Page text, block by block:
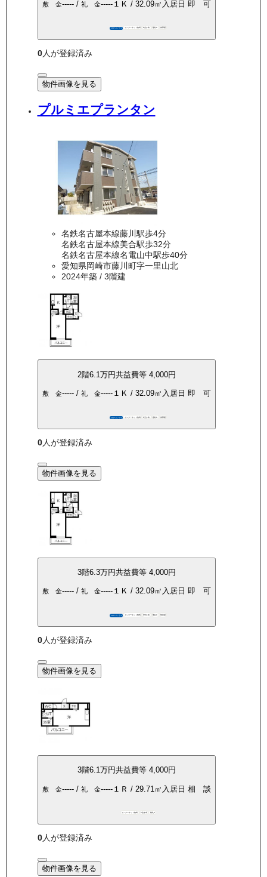
敷 金-----/ 礼 金-----１Ｋ / 32.09㎡ 入居日 即 可
360°パノラマ インターネット無料 P空き有 敷礼0 角部屋
0人が登録済み
物件画像を見る
プルミエプランタン
名鉄名古屋本線藤川駅歩4分
名鉄名古屋本線美合駅歩32分
名鉄名古屋本線名電山中駅歩40分
愛知県岡崎市藤川町字一里山北
2024年築/ 3階建
2階6.1万円共益費等 4,000円
敷 金-----/ 礼 金-----１Ｋ / 32.09㎡ 入居日 即 可
360°パノラマ インターネット無料 P空き有 敷礼0 角部屋
0人が登録済み
物件画像を見る
3階6.3万円共益費等 4,000円
敷 金-----/ 礼 金-----１Ｋ / 32.09㎡ 入居日 即 可
360°パノラマ インターネット無料 P空き有 敷礼0 角部屋
0人が登録済み
物件画像を見る
3階6.1万円共益費等 4,000円
敷 金-----/ 礼 金-----１Ｒ / 29.71 ㎡ 入居日 相 談
インターネット無料 P空き有 敷礼0
0人が登録済み
物件画像を見る